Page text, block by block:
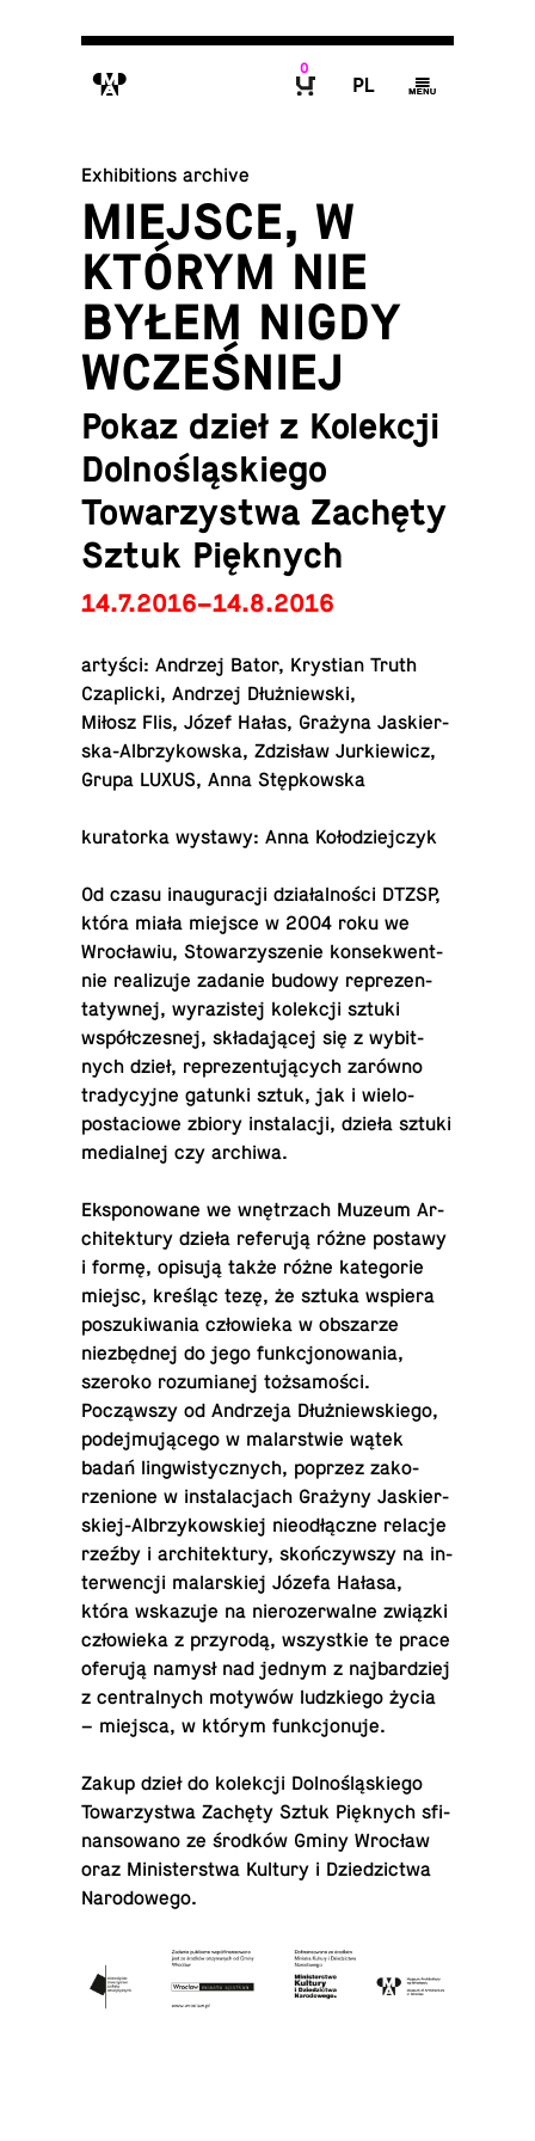
M
0
P g
Exhibitions archive
MIEJSCE, W
KTÓRYM NIE
BYŁEM NIGDY
WCZEŚNIEJ
Pokaz dzieł z Kolekcji
Dolnośląskiego
Towarzystwa Zachęty
Sztuk Pięknych
14.7.2016–14.8.2016
artyści: Andrzej Bator, Krys­t­ian Truth
Czaplicki, Andrzej Dłużniewski,
Miłosz Flis, Józef Hałas, Grażyna Jask­ier­
ska-Al­brzykowska, Zdzisław Ju­rkiewicz,
Grupa LUXUS, Anna Stępkowska
ku­ra­torka wystawy: Anna Kołodziejczyk
Od czasu in­au­gu­racji działalności DTZSP,
która miała miejsce w 2004 roku we
Wrocławiu, Sto­warzysze­nie kon­sek­went­
nie re­al­izuje zadanie budowy reprezen­
taty­wnej, wyrazis­tej kolekcji sztuki
współczesnej, składającej się z wybit­
nych dzieł, reprezen­tujących zarówno
trady­cyjne gatunki sztuk, jak i wielo­
posta­ciowe zbiory in­sta­lacji, dzieła sztuki
me­di­al­nej czy archiwa.
Ek­sponowane we wnętrzach Muzeum Ar­
chitek­tury dzieła referują różne postawy
i formę, opisują także różne kat­e­gorie
miejsc, kreśląc tezę, że sztuka wspiera
poszuki­wa­nia człowieka w ob­szarze
niezbędnej do jego funkcjonowa­nia,
szeroko rozu­mi­anej tożsamości.
Począwszy od An­drzeja Dłużniewskiego,
pode­j­mującego w malarst­wie wątek
badań ling­wisty­cznych, poprzez za­ko­
rzenione w in­sta­lac­jach Grażyny Jask­ier­
skiej-Al­brzykowskiej nieodłączne relacje
rzeźby i ar­chitek­tury, skończywszy na in­
ter­wencji malarskiej Józefa Hałasa,
która wskazuje na nieroz­er­walne związki
człowieka z przyrodą, wszys­tkie te prace
oferują namysł nad jednym z na­jbardziej
z cen­tral­nych motywów ludzkiego życia
– miejsca, w którym funkcjonuje.
Zakup dzieł do kolekcji Dolnośląskiego
To­warzystwa Zachęty Sztuk Pięknych sfi­
nan­sowano ze środków Gminy Wrocław
oraz Min­is­terstwa Kultury i Dziedz­ictwa
Narodowego.